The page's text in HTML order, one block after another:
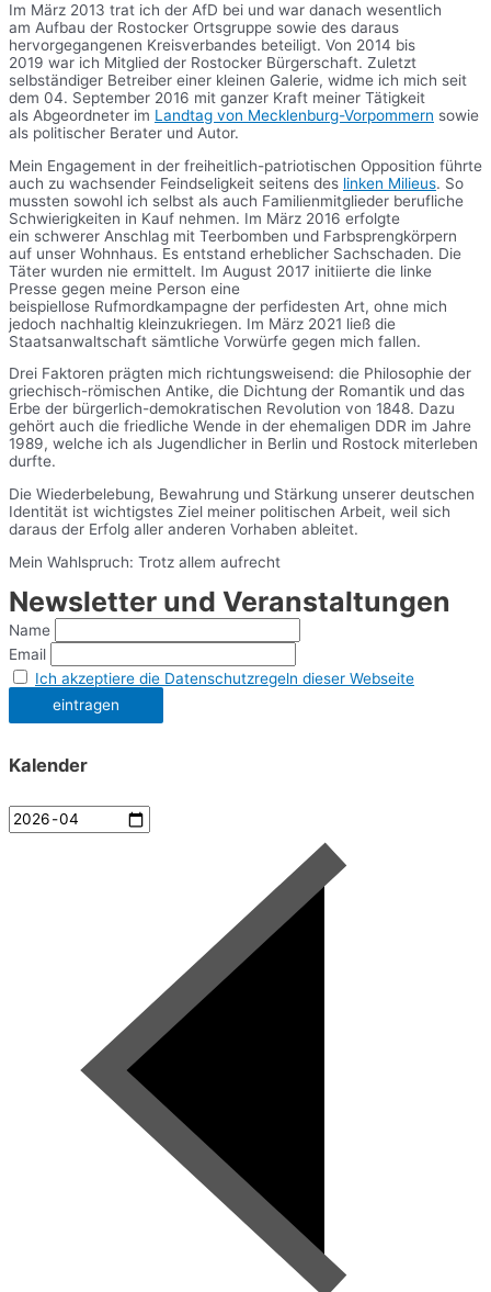
Im März 2013 trat ich der AfD bei und war danach wesentlich
am Aufbau der Rostocker Ortsgruppe sowie des daraus
hervorgegangenen Kreisverbandes beteiligt. Von 2014 bis
2019 war ich Mitglied der Rostocker Bürgerschaft. Zuletzt
selbständiger Betreiber einer kleinen Galerie, widme ich mich seit
dem 04. September 2016 mit ganzer Kraft meiner Tätigkeit
als Abgeordneter im Landtag von Mecklenburg-Vorpommern sowie
als politischer Berater und Autor.
Mein Engagement in der freiheitlich-patriotischen Opposition führte
auch zu wachsender Feindseligkeit seitens des linken Milieus. So
mussten sowohl ich selbst als auch Familienmitglieder berufliche
Schwierigkeiten in Kauf nehmen. Im März 2016 erfolgte
ein schwerer Anschlag mit Teerbomben und Farbsprengkörpern
auf unser Wohnhaus. Es entstand erheblicher Sachschaden. Die
Täter wurden nie ermittelt. Im August 2017 initiierte die linke
Presse gegen meine Person eine
beispiellose Rufmordkampagne der perfidesten Art, ohne mich
jedoch nachhaltig kleinzukriegen. Im März 2021 ließ die
Staatsanwaltschaft sämtliche Vorwürfe gegen mich fallen.
Drei Faktoren prägten mich richtungsweisend: die Philosophie der
griechisch-römischen Antike, die Dichtung der Romantik und das
Erbe der bürgerlich-demokratischen Revolution von 1848. Dazu
gehört auch die friedliche Wende in der ehemaligen DDR im Jahre
1989, welche ich als Jugendlicher in Berlin und Rostock miterleben
durfte.
Die Wiederbelebung, Bewahrung und Stärkung unserer deutschen
Identität ist wichtigstes Ziel meiner politischen Arbeit, weil sich
daraus der Erfolg aller anderen Vorhaben ableitet.
Mein Wahlspruch: Trotz allem aufrecht
Newsletter und Veranstaltungen
Name
Email
Ich akzeptiere die Datenschutzregeln dieser Webseite
Kalender